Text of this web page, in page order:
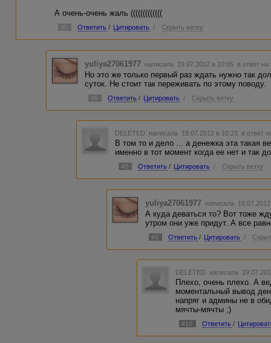
А очень-очень жаль (((((((((((((
#5 Ответить / Цитировать / Скрыть ветку
yuliya27061977 написала 19.07.2012 в 10:05 в ответ на
Но это же только первый раз ждать нужно так
суток. Не стоит так переживать по этому поводу.
#6 Ответить / Цитировать / Скрыть ветку
DELETED написала 19.07.2012 в 10:23 в ответ
В том то и дело ... а денежка эта такая
именно в тот момент когда ее нет и так
#8 Ответить / Цитировать / Скрыть ветку
yuliya27061977 написала
А куда деваться то? Вот тоже
утром они уже придут. А все
#9 Ответить / Цитировать /
DELETED написала
Плехо, очень плехо. А
моментальный вывод
напряг и админы не в
мячты-мячты ;)
#10 Ответить /